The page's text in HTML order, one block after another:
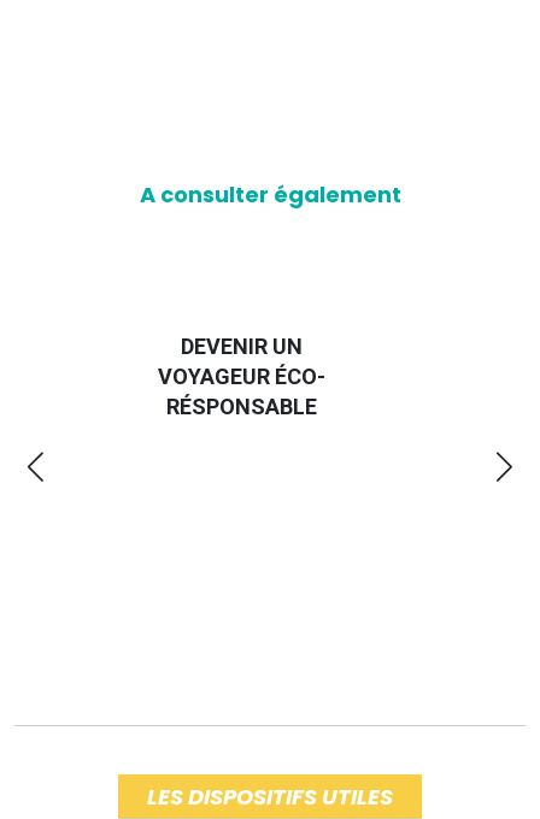
A consulter également
DEVENIR UN
VOYAGEUR ÉCO-
RÉSPONSABLE
LES DISPOSITIFS UTILES